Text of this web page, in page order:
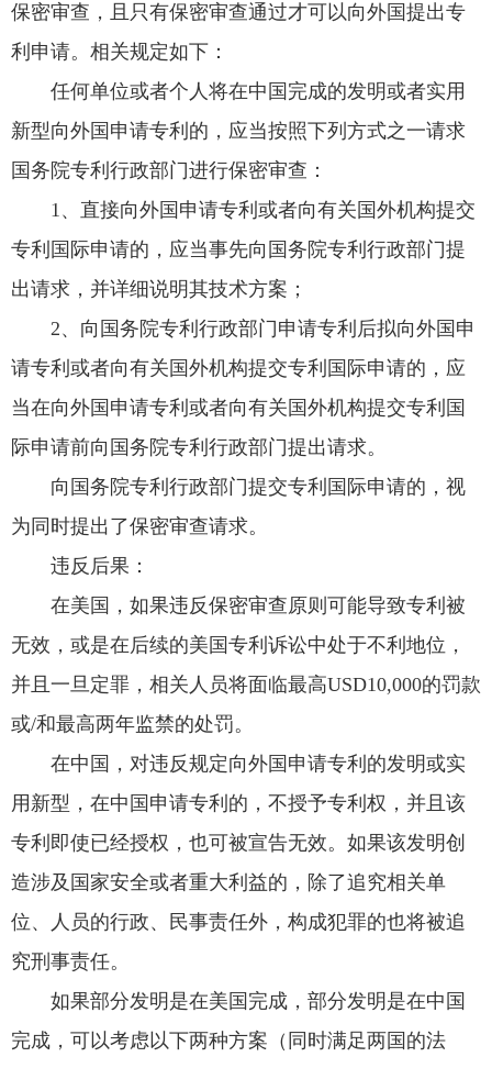
保密审查，且只有保密审查通过才可以向外国提出专
利申请。相关规定如下：
任何单位或者个人将在中国完成的发明或者实用
新型向外国申请专利的，应当按照下列方式之一请求
国务院专利行政部门进行保密审查：
1、直接向外国申请专利或者向有关国外机构提交
专利国际申请的，应当事先向国务院专利行政部门提
出请求，并详细说明其技术方案；
2、向国务院专利行政部门申请专利后拟向外国申
请专利或者向有关国外机构提交专利国际申请的，应
当在向外国申请专利或者向有关国外机构提交专利国
际申请前向国务院专利行政部门提出请求。
向国务院专利行政部门提交专利国际申请的，视
为同时提出了保密审查请求。
违反后果：
在美国，如果违反保密审查原则可能导致专利被
无效，或是在后续的美国专利诉讼中处于不利地位，
并且一旦定罪，相关人员将面临最高USD10,000的罚款
或/和最高两年监禁的处罚。
在中国，对违反规定向外国申请专利的发明或实
用新型，在中国申请专利的，不授予专利权，并且该
专利即使已经授权，也可被宣告无效。如果该发明创
造涉及国家安全或者重大利益的，除了追究相关单
位、人员的行政、民事责任外，构成犯罪的也将被追
究刑事责任。
如果部分发明是在美国完成，部分发明是在中国
完成，可以考虑以下两种方案（同时满足两国的法